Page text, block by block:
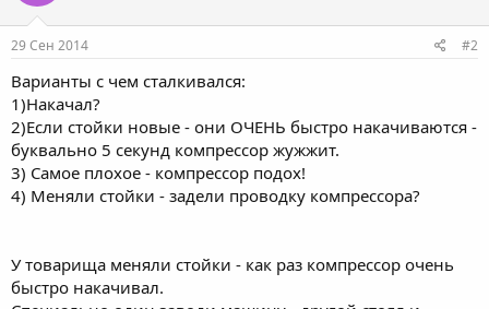
29 Сен 2014 #2
Варианты с чем сталкивался:
1)Накачал?
2)Если стойки новые - они ОЧЕНЬ быстро накачиваются -
буквально 5 секунд компрессор жужжит.
3) Самое плохое - компрессор подох!
4) Меняли стойки - задели проводку компрессора?
У товарища меняли стойки - как раз компрессор очень
быстро накачивал.